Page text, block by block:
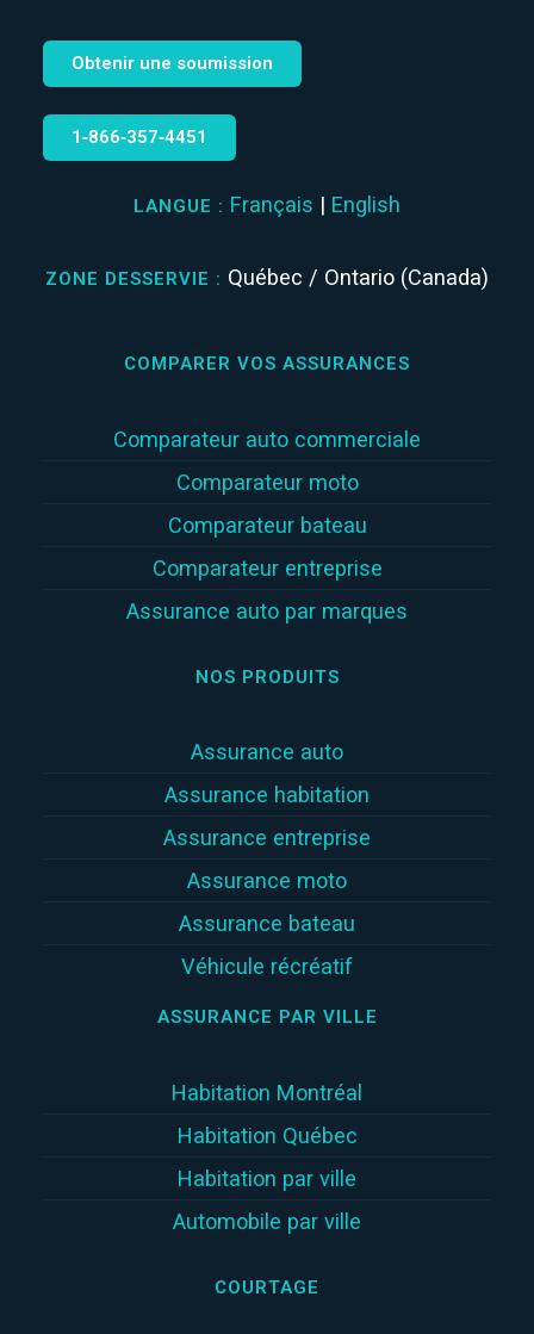
Obtenir une soumission
1‑866‑357‑4451
LANGUE : Français | English
ZONE DESSERVIE : Québec / Ontario (Canada)
COMPARER VOS ASSURANCES
Comparateur auto commerciale
Comparateur moto
Comparateur bateau
Comparateur entreprise
Assurance auto par marques
NOS PRODUITS
Assurance auto
Assurance habitation
Assurance entreprise
Assurance moto
Assurance bateau
Véhicule récréatif
ASSURANCE PAR VILLE
Habitation Montréal
Habitation Québec
Habitation par ville
Automobile par ville
COURTAGE